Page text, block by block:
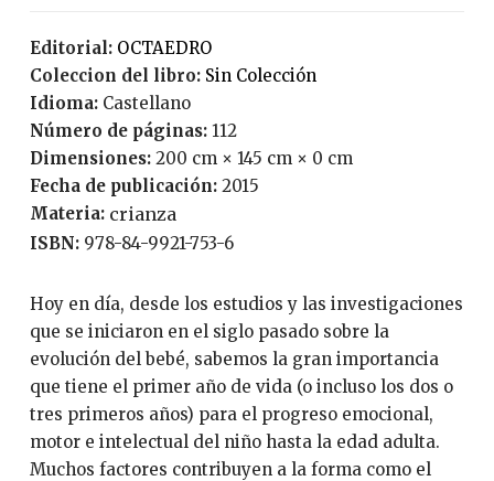
Editorial:
OCTAEDRO
Coleccion del libro:
Sin Colección
Idioma:
Castellano
Número de páginas: 112
Dimensiones: 200 cm × 145 cm × 0 cm
Fecha de publicación:
2015
Materia: crianza
ISBN: 978-84-9921-753-6
Hoy en día, desde los estudios y las investigaciones
que se iniciaron en el siglo pasado sobre la
evolución del bebé, sabemos la gran importancia
que tiene el primer año de vida (o incluso los dos o
tres primeros años) para el progreso emocional,
motor e intelectual del niño hasta la edad adulta.
Muchos factores contribuyen a la forma como el